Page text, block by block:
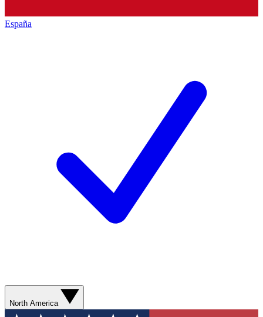
España
North America